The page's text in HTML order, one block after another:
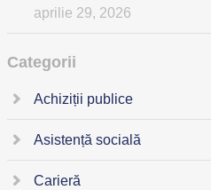
aprilie 29, 2026
Categorii
Achiziții publice
Asistență socială
Carieră